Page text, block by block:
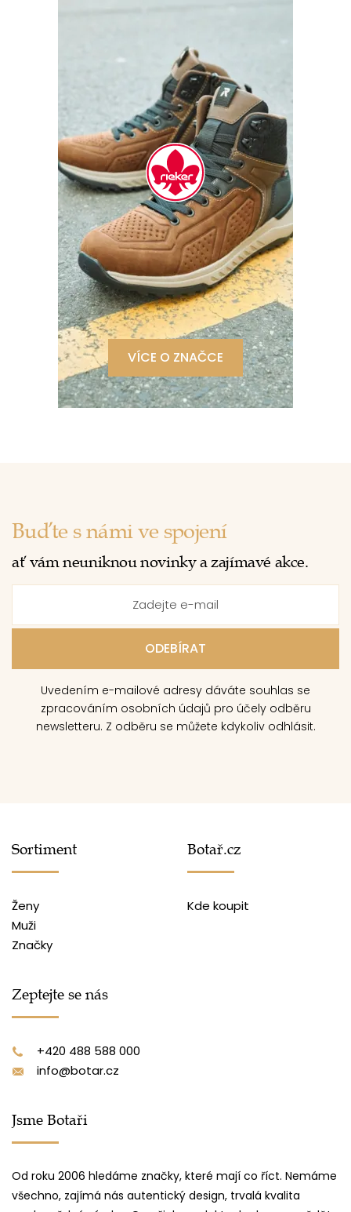
VÍCE O ZNAČCE
Buďte s námi ve spojení
ať vám neuniknou novinky a zajímavé akce.
Uvedením e-mailové adresy dáváte souhlas se
zpracováním osobních údajů pro účely odběru
newsletteru. Z odběru se můžete kdykoliv odhlásit.
Sortiment
Ženy
Muži
Značky
Botař.cz
Kde koupit
Zeptejte se nás
+420 488 588 000
info@botar.cz
Jsme Botaři
Od roku 2006 hledáme značky, které mají co říct. Nemáme
všechno, zajímá nás autentický design, trvalá kvalita